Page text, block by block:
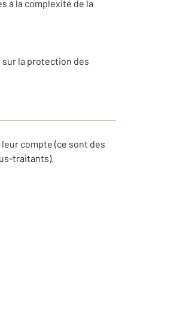
à la complexité de la
sur la protection des
compte (ce sont des
traitants).